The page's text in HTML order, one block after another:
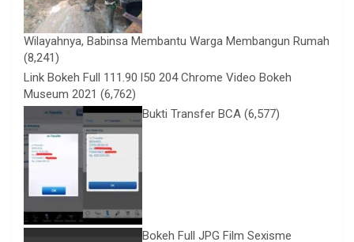
Wilayahnya, Babinsa Membantu Warga Membangun Rumah
(8,241)
Link Bokeh Full 111.90 l50 204 Chrome Video Bokeh
Museum 2021 (6,762)
Bukti Transfer BCA (6,577)
Bokeh Full JPG Film Sexisme